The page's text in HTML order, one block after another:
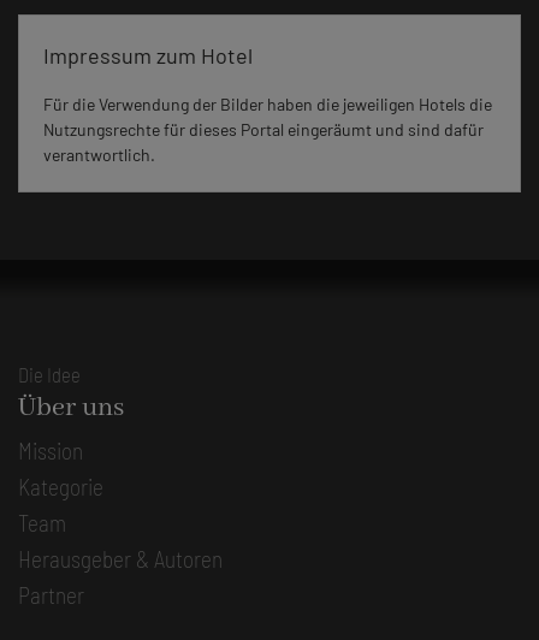
Impressum zum Hotel
Für die Verwendung der Bilder haben die jeweiligen Hotels die
Nutzungsrechte für dieses Portal eingeräumt und sind dafür
verantwortlich.
Die Idee
Über uns
Mission
Kategorie
Team
Herausgeber & Autoren
Partner